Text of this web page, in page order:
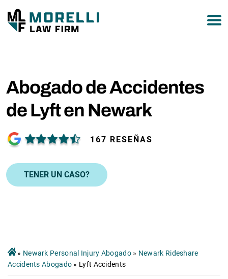
Abogado de Accidentes
de Lyft en Newark
167 RESEÑAS
TENER UN CASO?
» Newark Personal Injury Abogado» Newark Rideshare
Accidents Abogado » Lyft Accidents